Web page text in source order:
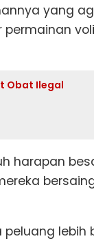
yang
Obat Ilegal
harapan
lebih